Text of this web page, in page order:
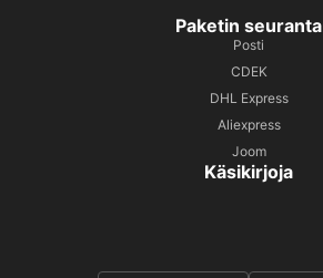
Paketin seuranta
Posti
CDEK
DHL Express
Aliexpress
Joom
Käsikirjoja